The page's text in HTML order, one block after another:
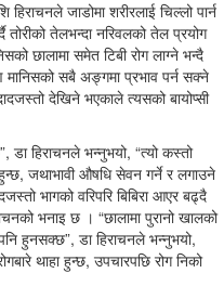
जाडोमा शरीरलाई चिल्लो पार्न
तेलभन्दा नरिवलको तेल प्रयोग
छालामा समेत टिबी रोग लाग्ने भन्दै
मानिसको सबै अङ्गमा प्रभाव पर्न सक्ने
देखिने भएकाले त्यसको बायोप्सी
डा हिराचनले भन्नुभयो, “त्यो कस्तो
हुन्छ, जथाभावी औषधि सेवन गर्ने र लगाउने
भागको वरिपरि बिबिरा आएर बढ्दै
भनाइ छ । “छालामा पुरानो खालको
हुनसक्छ”, डा हिराचनले भन्नुभयो,
थाहा हुन्छ, उपचारपछि रोग निको